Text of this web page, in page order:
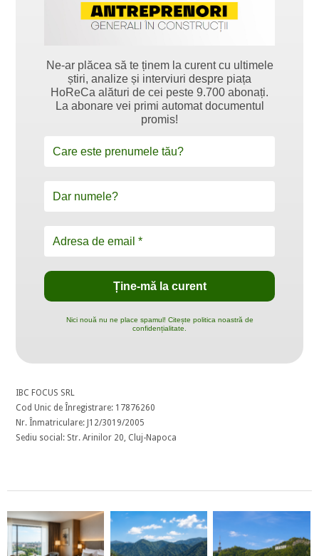
Ne-ar plăcea să te ținem la curent cu ultimele
știri, analize și interviuri despre piața
HoReCa alături de cei peste 9.700 abonați.
La abonare vei primi automat documentul
promis!
Nici nouă nu ne place spamul! Citește politica noastră de
confidențialitate.
IBC FOCUS SRL
Cod Unic de Înregistrare: 17876260
Nr. Înmatriculare: J12/3019/2005
Sediu social: Str. Arinilor 20, Cluj-Napoca